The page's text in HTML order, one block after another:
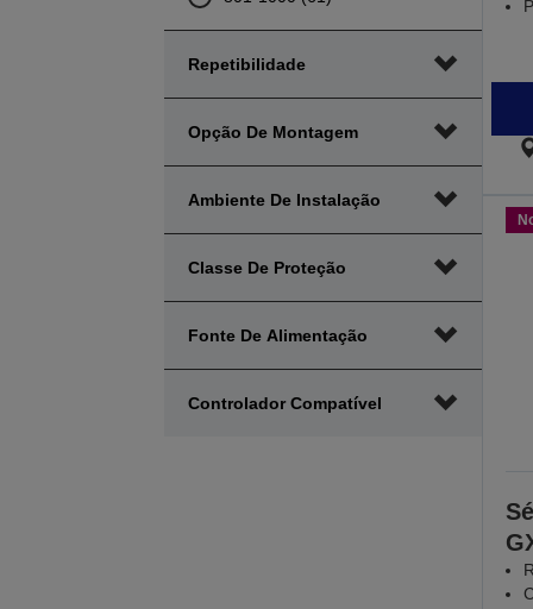
Repetibilidade
Opção De Montagem
Ambiente De Instalação
Classe De Proteção
Fonte De Alimentação
Controlador Compatível